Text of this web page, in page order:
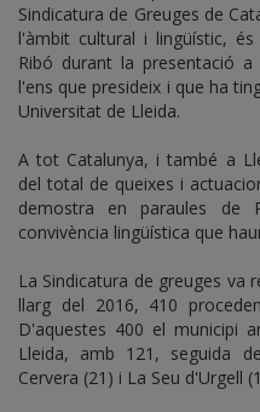
Sindicatura de Greuges de
l'àmbit cultural i lingüístic,
Ribó durant la presentació
l'ens que presideix i que ha
Universitat de Lleida.
A tot Catalunya, i també a
del total de queixes i
demostra en paraules
convivència lingüística que
La Sindicatura de greuges va
llarg del 2016, 410
D'aquestes 400 el municipi
Lleida, amb 121, seguida
Cervera (21) i La Seu d'Urgell